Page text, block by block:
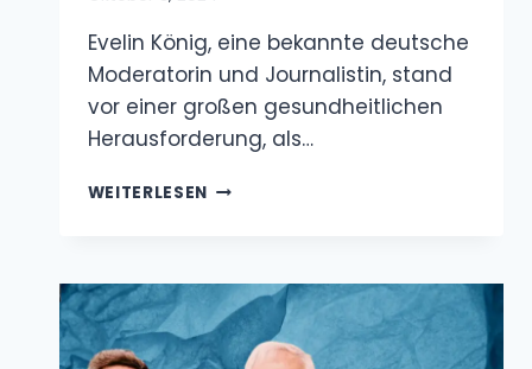
großen gesundheitlichen Herausforderung,
als…
WEITERLESENEVELIN
KRANKHEIT